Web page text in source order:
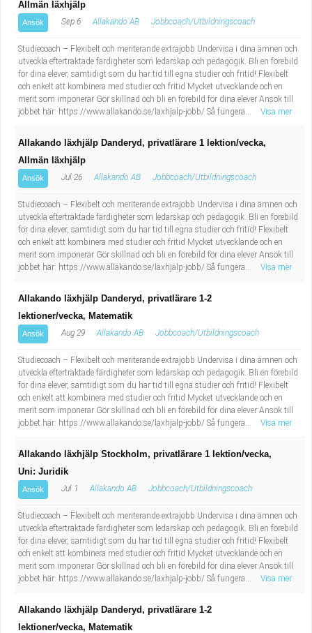
Allmän läxhjälp
Ansök Sep 6 Allakando AB Jobbcoach/Utbildningscoach
Studiecoach – Flexibelt och meriterande extrajobb Undervisa i dina ämnen och
utveckla eftertraktade färdigheter som ledarskap och pedagogik. Bli en förebild
för dina elever, samtidigt som du har tid till egna studier och fritid! Flexibelt
och enkelt att kombinera med studier och fritid Mycket utvecklande och en
merit som imponerar Gör skillnad och bli en förebild för dina elever Ansök till
jobbet här: https://www.allakando.se/laxhjalp-jobb/ Så fungera...
Visa mer
Allakando läxhjälp Danderyd, privatlärare 1 lektion/vecka,
Allmän läxhjälp
Ansök Jul 26 Allakando AB Jobbcoach/Utbildningscoach
Studiecoach – Flexibelt och meriterande extrajobb Undervisa i dina ämnen och
utveckla eftertraktade färdigheter som ledarskap och pedagogik. Bli en förebild
för dina elever, samtidigt som du har tid till egna studier och fritid! Flexibelt
och enkelt att kombinera med studier och fritid Mycket utvecklande och en
merit som imponerar Gör skillnad och bli en förebild för dina elever Ansök till
jobbet här: https://www.allakando.se/laxhjalp-jobb/ Så fungera...
Visa mer
Allakando läxhjälp Danderyd, privatlärare 1-2
lektioner/vecka, Matematik
Ansök Aug 29 Allakando AB Jobbcoach/Utbildningscoach
Studiecoach – Flexibelt och meriterande extrajobb Undervisa i dina ämnen och
utveckla eftertraktade färdigheter som ledarskap och pedagogik. Bli en förebild
för dina elever, samtidigt som du har tid till egna studier och fritid! Flexibelt
och enkelt att kombinera med studier och fritid Mycket utvecklande och en
merit som imponerar Gör skillnad och bli en förebild för dina elever Ansök till
jobbet här: https://www.allakando.se/laxhjalp-jobb/ Så fungera...
Visa mer
Allakando läxhjälp Stockholm, privatlärare 1 lektion/vecka,
Uni: Juridik
Ansök Jul 1 Allakando AB Jobbcoach/Utbildningscoach
Studiecoach – Flexibelt och meriterande extrajobb Undervisa i dina ämnen och
utveckla eftertraktade färdigheter som ledarskap och pedagogik. Bli en förebild
för dina elever, samtidigt som du har tid till egna studier och fritid! Flexibelt
och enkelt att kombinera med studier och fritid Mycket utvecklande och en
merit som imponerar Gör skillnad och bli en förebild för dina elever Ansök till
jobbet här: https://www.allakando.se/laxhjalp-jobb/ Så fungera...
Visa mer
Allakando läxhjälp Danderyd, privatlärare 1-2
lektioner/vecka, Matematik